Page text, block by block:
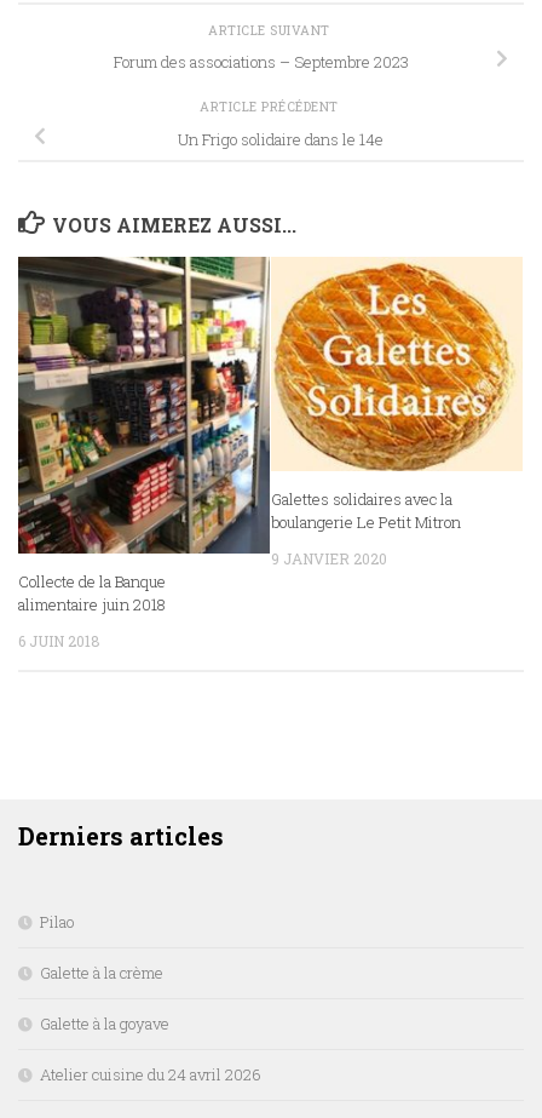
ARTICLE SUIVANT
Forum des associations – Septembre 2023
ARTICLE PRÉCÉDENT
Un Frigo solidaire dans le 14e
VOUS AIMEREZ AUSSI...
Collecte de la Banque
alimentaire juin 2018
6 JUIN 2018
Galettes solidaires avec la
boulangerie Le Petit Mitron
9 JANVIER 2020
Derniers articles
Pilao
Galette à la crème
Galette à la goyave
Atelier cuisine du 24 avril 2026